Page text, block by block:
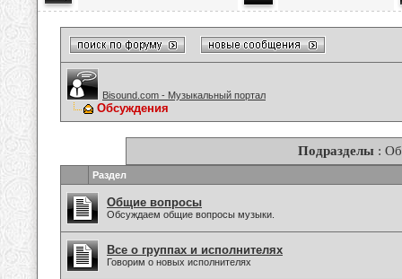
Bisound.com - Музыкальный портал
Обсуждения
Подразделы :
Раздел
Общие вопросы
Обсуждаем общие вопросы музыки.
Все о группах и исполнителях
Говорим о новых исполнителях